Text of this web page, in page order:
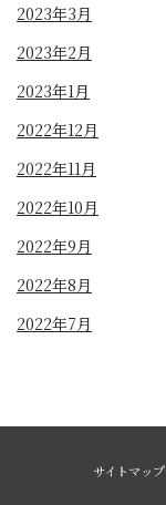
2023年3月
2023年2月
2023年1月
2022年12月
2022年11月
2022年10月
2022年9月
2022年8月
2022年7月
サイトマップ